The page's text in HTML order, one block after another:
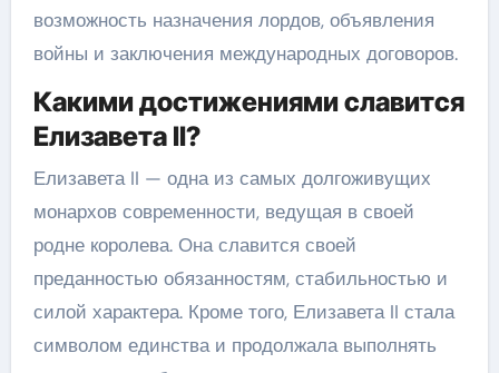
возможность назначения лордов, объявления
войны и заключения международных договоров.
Какими достижениями славится
Елизавета II?
Елизавета II — одна из самых долгоживущих
монархов современности, ведущая в своей
родне королева. Она славится своей
преданностью обязанностям, стабильностью и
силой характера. Кроме того, Елизавета II стала
символом единства и продолжала выполнять